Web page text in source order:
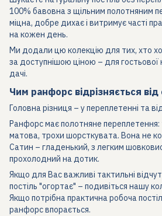
100% бавовна з щільним полотняним
міцна, добре дихає і витримує часті
на кожен день.
Ми додали цю колекцію для тих, хто
за доступнішою ціною – для гостьової
дачі.
Чим ранфорс відрізняється від
Головна різниця – у переплетенні та
Ранфорс має полотняне переплетення:
матова, трохи шорсткувата. Вона не
Сатин – гладенький, з легким
прохолодний на дотик.
Якщо для Вас важливі тактильні
постіль "огортає" – подивіться нашу
Якщо потрібна практична робоча
ранфорс впорається.